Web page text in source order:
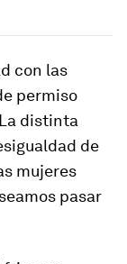
con las
permiso
distinta
de
mujeres
pasar